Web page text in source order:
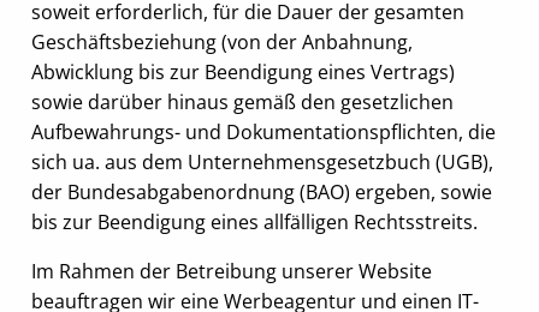
soweit erforderlich, für die Dauer der gesamten
Geschäftsbeziehung (von der Anbahnung,
Abwicklung bis zur Beendigung eines Vertrags)
sowie darüber hinaus gemäß den gesetzlichen
Aufbewahrungs- und Dokumentationspflichten, die
sich ua. aus dem Unternehmensgesetzbuch (UGB),
der Bundesabgabenordnung (BAO) ergeben, sowie
bis zur Beendigung eines allfälligen Rechtsstreits.
Im Rahmen der Betreibung unserer Website
beauftragen wir eine Werbeagentur und einen IT-